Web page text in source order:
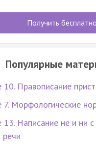
Получить бесплатно
Популярные
10. Правописание
7. Морфологические
13. Написание не и ни
речи